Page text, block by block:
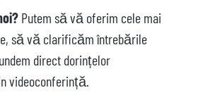
nu este disponibil
Putem să vă oferim cele mai
să vă clarificăm întrebările
direct dorințelor
videoconferință.